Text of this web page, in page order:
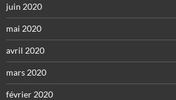
juin 2020
mai 2020
avril 2020
mars 2020
février 2020